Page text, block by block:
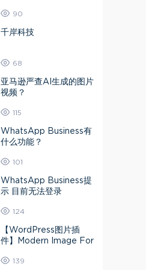
国家？
90
千岸科技
68
亚马逊严查AI生成的图片
视频？
115
WhatsApp Business有
什么功能？
101
WhatsApp Business提
示 目前无法登录
124
【WordPress图片插
件】Modern Image For
VIF或Webp
139